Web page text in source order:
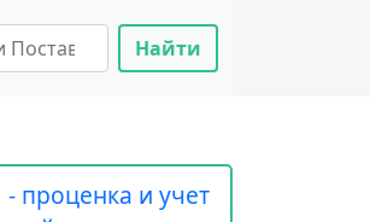
Найти
- проценка и учет